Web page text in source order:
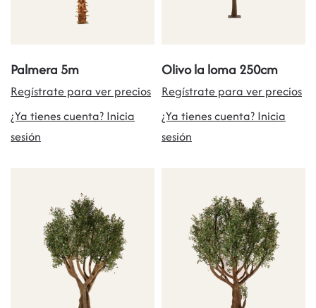
Palmera 5m
Regístrate para ver precios
¿Ya tienes cuenta? Inicia
sesión
Olivo la loma 250cm
Regístrate para ver precios
¿Ya tienes cuenta? Inicia
sesión